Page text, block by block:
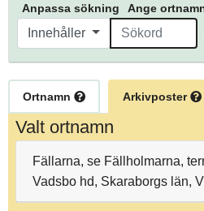
Anpassa sökning Ange
Innehåller
Ortnamn Arkivposter
Valt ortnamn
Fällarna, se Fällholmarna,
Vadsbo hd, Skaraborgs län,